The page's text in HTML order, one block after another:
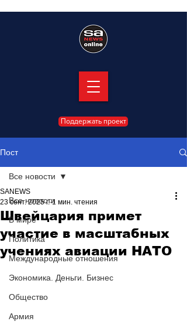
Поддержать проект
Пост
Все новости
В мире
Политика
Международные отношения
Экономика. Деньги. Бизнес
Общество
Армия
Все новости
Швейцария примет
участие в масштабных
учениях авиации НАТО
SANEWS
23 сент. 2025 г. 1 мин. чтения